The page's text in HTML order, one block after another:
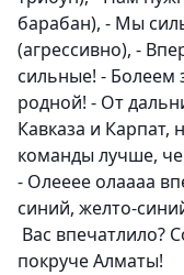
барабан), - Мы
(агрессивно), -
сильные! - Болеем
родной! - От
Кавказа и Карпат,
команды лучше,
- Олееее олаааа
синий, желто-
Вас впечатлило?
покруче Алматы!